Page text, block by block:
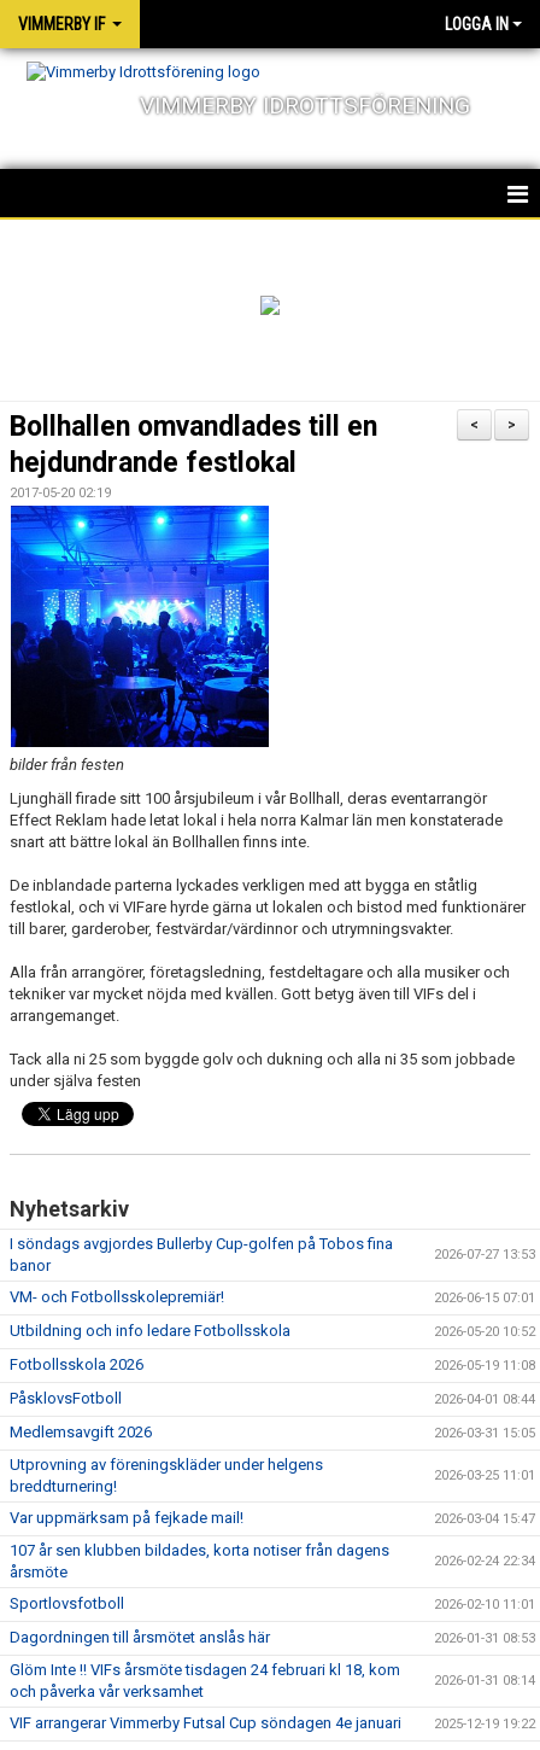
VIMMERBY IF LOGGA IN
VIMMERBY IDROTTSFÖRENING
OM FÖRENINGEN
SOCIALA ANSVAR
BARN & UNGDOMSVERKSAMHET
STÖTTA VIF
KONTAKT / BOKNING
>
<
Bollhallen omvandlades till en
hejdundrande festlokal
2017-05-20 02:19
bilder från festen
Ljunghäll firade sitt 100 årsjubileum i vår Bollhall, deras eventarrangör
Effect Reklam hade letat lokal i hela norra Kalmar län men konstaterade
snart att bättre lokal än Bollhallen finns inte.
De inblandade parterna lyckades verkligen med att bygga en ståtlig
festlokal, och vi VIFare hyrde gärna ut lokalen och bistod med funktionärer
till barer, garderober, festvärdar/värdinnor och utrymningsvakter.
Alla från arrangörer, företagsledning, festdeltagare och alla musiker och
tekniker var mycket nöjda med kvällen. Gott betyg även till VIFs del i
arrangemanget.
Tack alla ni 25 som byggde golv och dukning och alla ni 35 som jobbade
under själva festen
Nyhetsarkiv
I söndags avgjordes Bullerby Cup-golfen på Tobos fina
banor
2026-07-27 13:53
VM- och Fotbollsskolepremiär! 2026-06-15 07:01
Utbildning och info ledare Fotbollsskola 2026-05-20 10:52
Fotbollsskola 2026 2026-05-19 11:08
PåsklovsFotboll 2026-04-01 08:44
Medlemsavgift 2026 2026-03-31 15:05
Utprovning av föreningskläder under helgens
breddturnering!
2026-03-25 11:01
Var uppmärksam på fejkade mail! 2026-03-04 15:47
107 år sen klubben bildades, korta notiser från dagens
årsmöte
2026-02-24 22:34
Sportlovsfotboll 2026-02-10 11:01
Dagordningen till årsmötet anslås här 2026-01-31 08:53
Glöm Inte !! VIFs årsmöte tisdagen 24 februari kl 18, kom
och påverka vår verksamhet
2026-01-31 08:14
VIF arrangerar Vimmerby Futsal Cup söndagen 4e januari 2025-12-19 19:22